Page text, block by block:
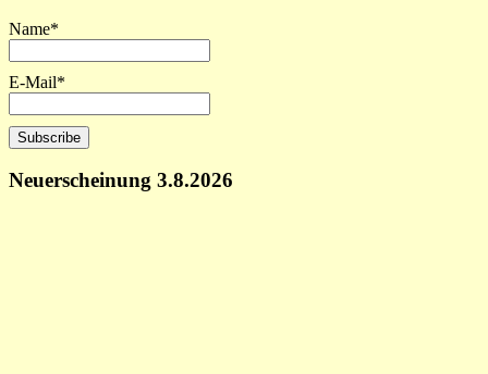
Name*
E-Mail*
Neuerscheinung 3.8.2026